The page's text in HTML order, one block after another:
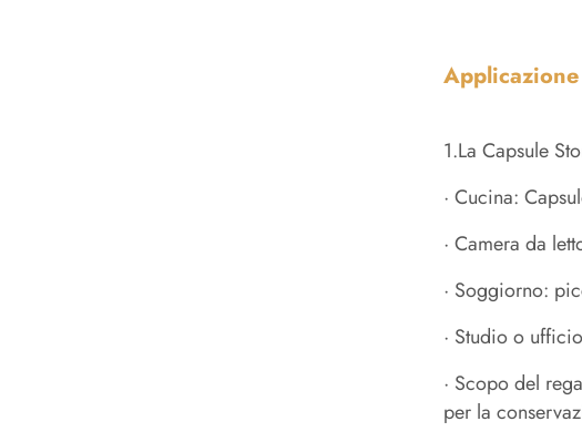
1.La Capsule
· Cucina:
· Camera da
· Soggiorno:
· Studio o
· Scopo del
per la